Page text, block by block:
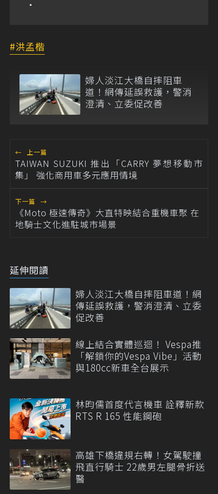
洪孟楷
婦人淡江大橋自摔阻車
道！網傳延誤救護，警消
澄清、立委促改善
← 上一篇
TAIWAN SUZUKI 推出「CARRY 夢想移動市
集」 強化商用車多元應用情境
下一篇 →
《Moto 極速傳奇》大直特映結合重機車聚 在
地騎士文化進駐城市場景
延伸閱讀
婦人淡江大橋自摔阻車道！網
傳延誤救護，警消澄清、立委
促改善
線上結合實體巡迴！ Vespa推
「解鎖你的Vespa Vibe」活動
與180cc新車全台展示
林昀儒首度代言機車 詮釋新款
RTS R 165 性能鋼砲
高雄下橋違規右轉！女駕駛撞
飛直行騎士 22歲男左腿骨折送
醫